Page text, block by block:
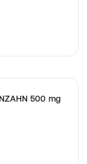
500 mg